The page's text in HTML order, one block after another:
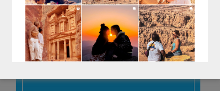
47€.bonbons de chocolat, caramel à la fleur de
sel, calissons, pavés des Martyrs, amandes
guianduja, pain d’épices... À acheter dans les
pâtisseries des Tuileries ou rue des Martyrs.